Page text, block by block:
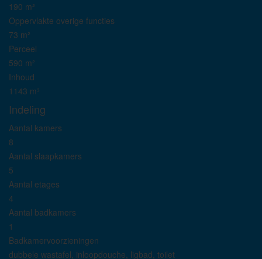
190 m²
Oppervlakte overige functies
73 m²
Perceel
590 m²
Inhoud
1143 m³
Indeling
Aantal kamers
8
Aantal slaapkamers
5
Aantal etages
4
Aantal badkamers
1
Badkamervoorzieningen
dubbele wastafel, inloopdouche, ligbad, toilet